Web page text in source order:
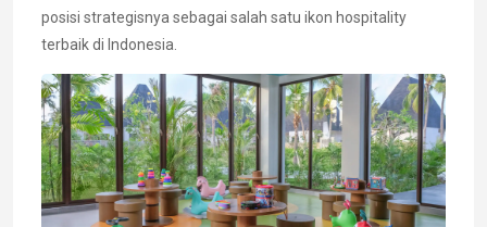
posisi strategisnya sebagai salah satu ikon hospitality
terbaik di Indonesia.